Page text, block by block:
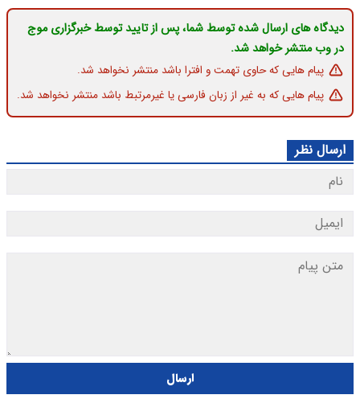
دیدگاه های ارسال شده توسط شما، پس از تایید توسط خبرگزاری موج
در وب منتشر خواهد شد.
پیام هایی که حاوی تهمت و افترا باشد منتشر نخواهد شد.
پیام هایی که به غیر از زبان فارسی یا غیرمرتبط باشد منتشر نخواهد شد.
ارسال نظر
ارسال